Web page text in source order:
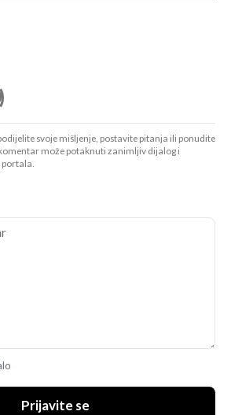
svoje mišljenje, postavite pitanja ili ponudite
može potaknuti zanimljiv dijalog i
portala.
Prijavite se